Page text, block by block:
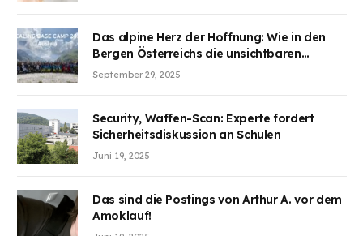
Das alpine Herz der Hoffnung: Wie in den
Bergen Österreichs die unsichtbaren
Wunden des Kriegesheilen
September 29, 2025
Security, Waffen-Scan: Experte fordert
Sicherheitsdiskussion an Schulen
Juni 19, 2025
Das sind die Postings von Arthur A. vor dem
Amoklauf!